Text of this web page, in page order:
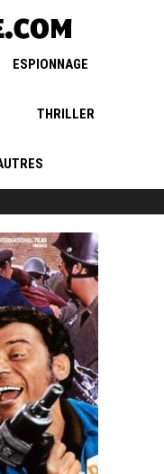
ESPIONNAGE
THRILLER